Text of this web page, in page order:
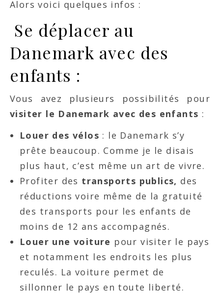
Alors voici quelques infos :
Se déplacer au
Danemark avec des
enfants :
Vous avez plusieurs possibilités pour
visiter le Danemark avec des enfants :
Louer des vélos : le Danemark s’y
prête beaucoup. Comme je le disais
plus haut, c’est même un art de vivre.
Profiter des transports publics, des
réductions voire même de la gratuité
des transports pour les enfants de
moins de 12 ans accompagnés.
Louer une voiture pour visiter le pays
et notamment les endroits les plus
reculés. La voiture permet de
sillonner le pays en toute liberté.